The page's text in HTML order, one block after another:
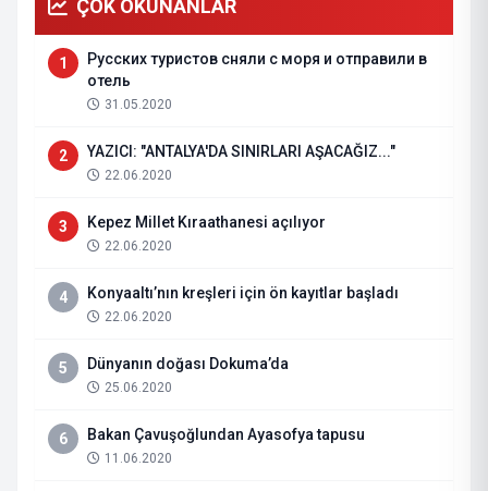
ÇOK OKUNANLAR
1
Русских туристов сняли с моря и отправили в
отель
31.05.2020
2 YAZICI: "ANTALYA'DA SINIRLARI AŞACAĞIZ..."
22.06.2020
3 Kepez Millet Kıraathanesi açılıyor
22.06.2020
4 Konyaaltı’nın kreşleri için ön kayıtlar başladı
22.06.2020
5 Dünyanın doğası Dokuma’da
25.06.2020
6 Bakan Çavuşoğlundan Ayasofya tapusu
11.06.2020